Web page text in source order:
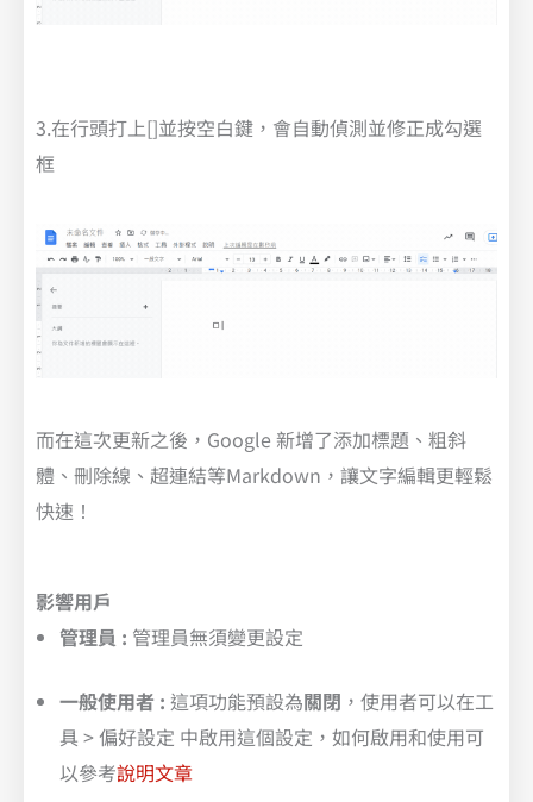
3.在行頭打上[]並按空白鍵，會自動偵測並修正成勾選
框
而在這次更新之後，Google 新增了添加標題、粗斜
體、刪除線、超連結等Markdown，讓文字編輯更輕鬆
快速！
影響用戶
管理員 : 管理員無須變更設定
一般使用者 : 這項功能預設為關閉 ，使用者可以在工
具 > 偏好設定 中啟用這個設定，如何啟用和使用可
以參考說明文章